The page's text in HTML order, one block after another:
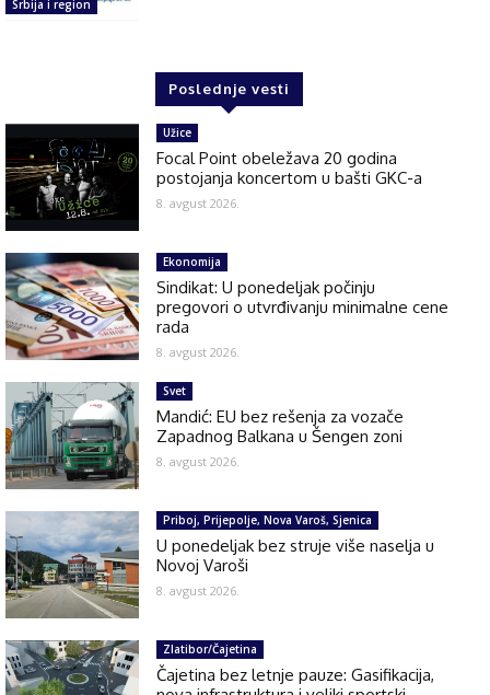
Srbija i region
Poslednje vesti
Užice
Focal Point obeležava 20 godina
postojanja koncertom u bašti GKC-a
8. avgust 2026.
Ekonomija
Sindikat: U ponedeljak počinju
pregovori o utvrđivanju minimalne cene
rada
8. avgust 2026.
Svet
Mandić: EU bez rešenja za vozače
Zapadnog Balkana u Šengen zoni
8. avgust 2026.
Priboj, Prijepolje, Nova Varoš, Sjenica
U ponedeljak bez struje više naselja u
Novoj Varoši
8. avgust 2026.
Zlatibor/Čajetina
Čajetina bez letnje pauze: Gasifikacija,